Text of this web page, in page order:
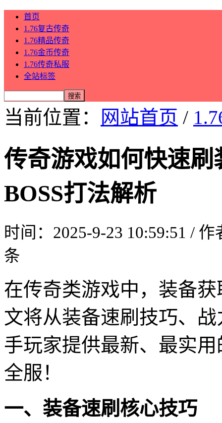
首页
1.76复古传奇
1.76精品传奇
1.76金币传奇
1.76传奇私服
全站标签
当前位置： 网站首页 /
传奇游戏如何快速
BOSS打法解析
时间：2025-9-23 10:59:51 /
条
在传奇类游戏中，装备
文将从装备速刷技巧、
手玩家提供最新、最实
全服！
一、装备速刷核心技巧